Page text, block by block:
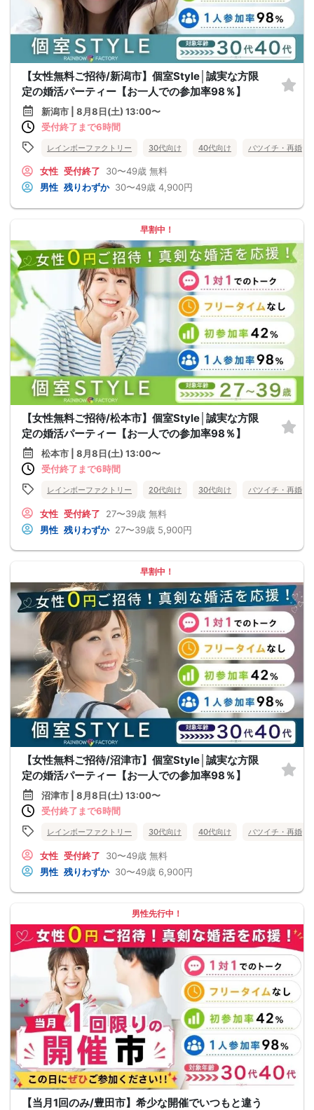
【女性無料ご招待/新潟市】個室Style│誠実な方限
定の婚活パーティー【お一人での参加率98％】
新潟市 | 8月8日(土) 13:00〜
受付終了まで6時間
レインボーファクトリー 30代向け 40代向け バツイチ・再婚
女性 受付終了 30〜49歳 無料
男性 残りわずか 30〜49歳 4,900円
早割中！
【女性無料ご招待/松本市】個室Style│誠実な方限
定の婚活パーティー【お一人での参加率98％】
松本市 | 8月8日(土) 13:00〜
受付終了まで6時間
レインボーファクトリー 20代向け 30代向け バツイチ・再婚
女性 受付終了 27〜39歳 無料
男性 残りわずか 27〜39歳 5,900円
早割中！
【女性無料ご招待/沼津市】個室Style│誠実な方限
定の婚活パーティー【お一人での参加率98％】
沼津市 | 8月8日(土) 13:00〜
受付終了まで6時間
レインボーファクトリー 30代向け 40代向け バツイチ・再婚
女性 受付終了 30〜49歳 無料
男性 残りわずか 30〜49歳 6,900円
男性先行中！
【当月1回のみ/豊田市】希少な開催でいつもと違う